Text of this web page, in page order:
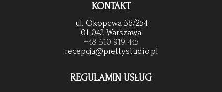
KONTAKT
ul. Okopowa 56/254
01-042 Warszawa
+48 510 919 445
recepcja@prettystudio.pl
REGULAMIN USŁUG